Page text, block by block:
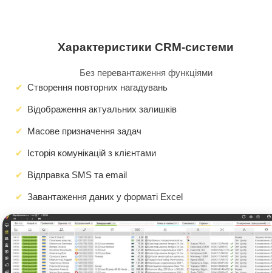
Характеристики CRM-системи
Без перевантаження функціями
Створення повторних нагадувань
Відображення актуальних залишків
Масове призначення задач
Історія комунікацій з клієнтами
Відправка SMS та email
Завантаження даних у форматі Excel